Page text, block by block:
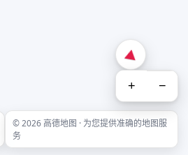
+ −
© 2026 高德地图 · 为您提供准确的地图服
务